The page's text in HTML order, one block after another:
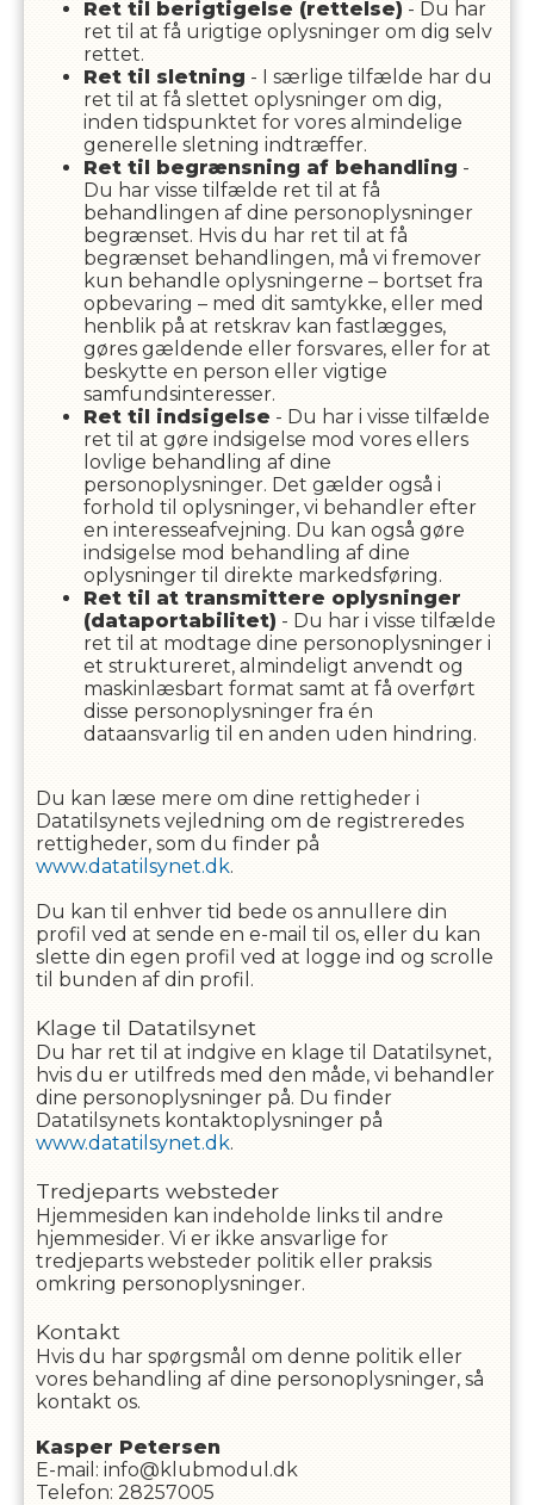
Ret til berigtigelse (rettelse) - Du har
ret til at få urigtige oplysninger om dig selv
rettet.
Ret til sletning - I særlige tilfælde har du
ret til at få slettet oplysninger om dig,
inden tidspunktet for vores almindelige
generelle sletning indtræffer.
Ret til begrænsning af behandling -
Du har visse tilfælde ret til at få
behandlingen af dine personoplysninger
begrænset. Hvis du har ret til at få
begrænset behandlingen, må vi fremover
kun behandle oplysningerne – bortset fra
opbevaring – med dit samtykke, eller med
henblik på at retskrav kan fastlægges,
gøres gældende eller forsvares, eller for at
beskytte en person eller vigtige
samfundsinteresser.
Ret til indsigelse - Du har i visse tilfælde
ret til at gøre indsigelse mod vores ellers
lovlige behandling af dine
personoplysninger. Det gælder også i
forhold til oplysninger, vi behandler efter
en interesseafvejning. Du kan også gøre
indsigelse mod behandling af dine
oplysninger til direkte markedsføring.
Ret til at transmittere oplysninger
(dataportabilitet) - Du har i visse tilfælde
ret til at modtage dine personoplysninger i
et struktureret, almindeligt anvendt og
maskinlæsbart format samt at få overført
disse personoplysninger fra én
dataansvarlig til en anden uden hindring.
Du kan læse mere om dine rettigheder i
Datatilsynets vejledning om de registreredes
rettigheder, som du finder på
www.datatilsynet.dk.
Du kan til enhver tid bede os annullere din
profil ved at sende en e-mail til os, eller du kan
slette din egen profil ved at logge ind og scrolle
til bunden af din profil.
Klage til Datatilsynet
Du har ret til at indgive en klage til Datatilsynet,
hvis du er utilfreds med den måde, vi behandler
dine personoplysninger på. Du finder
Datatilsynets kontaktoplysninger på
www.datatilsynet.dk.
Tredjeparts websteder
Hjemmesiden kan indeholde links til andre
hjemmesider. Vi er ikke ansvarlige for
tredjeparts websteder politik eller praksis
omkring personoplysninger.
Kontakt
Hvis du har spørgsmål om denne politik eller
vores behandling af dine personoplysninger, så
kontakt os.
Kasper Petersen
E-mail : info@klubmodul.dk
Telefon: 28257005